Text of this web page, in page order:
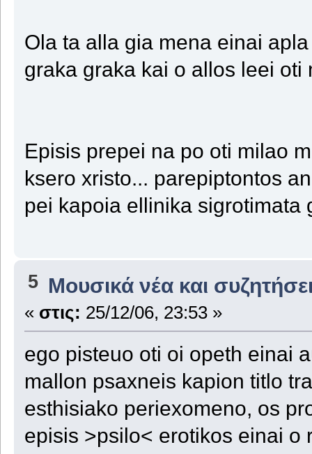
Ola ta alla gia mena einai
graka graka kai o allos leei oti
Episis prepei na po oti milao
ksero xristo... parepiptontos
pei kapoia ellinika sigrotimata
5 Μουσικά νέα και
« στις: 25/12/06, 23:53 »
ego pisteuo oti oi opeth einai
mallon psaxneis kapion titlo
esthisiako periexomeno, os
episis >psilo< erotikos einai o